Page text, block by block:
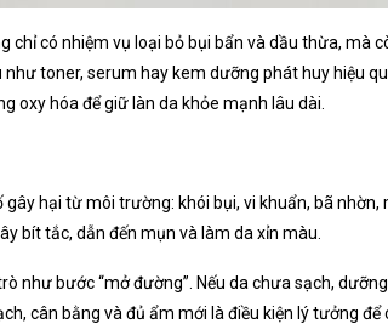
chỉ có nhiệm vụ loại bỏ bụi bẩn và dầu thừa,
toner, serum hay kem dưỡng phát huy hiệu
oxy hóa để giữ làn da khỏe mạnh lâu dài.
gây hại từ môi trường: khói bụi, vi khuẩn, bã
bít tắc, dẫn đến mụn và làm da xỉn màu.
như bước “mở đường”. Nếu da chưa sạch,
cân bằng và đủ ẩm mới là điều kiện lý tưởng để